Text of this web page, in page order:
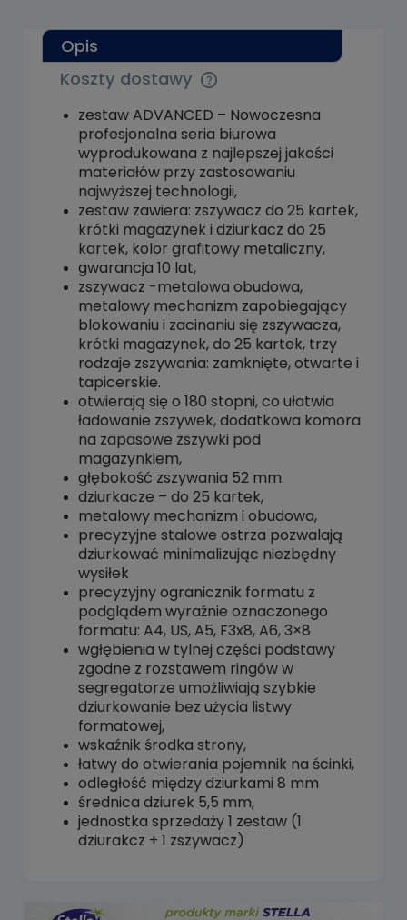
Opis
Koszty dostawy
Cena nie zawiera ewentualnych kosztów
płatności
zestawADVANCED – Nowoczesna
profesjonalna seria biurowa
wyprodukowana z najlepszej jakości
materiałów przy zastosowaniu
najwyższej technologii,
zestaw zawiera: zszywacz do 25 kartek,
krótki magazynek i dziurkacz do 25
kartek, kolor grafitowy metaliczny,
gwarancja 10 lat,
zszywacz -metalowa obudowa,
metalowy mechanizm zapobiegający
blokowaniu i zacinaniu się zszywacza,
krótki magazynek, do 25 kartek, trzy
rodzaje zszywania: zamknięte, otwarte i
tapicerskie.
otwierają się o 180 stopni, co ułatwia
ładowanie zszywek, dodatkowa komora
na zapasowe zszywki pod
magazynkiem,
głębokość zszywania 52 mm.
dziurkacze – do 25 kartek,
metalowy mechanizm i obudowa,
precyzyjne stalowe ostrza pozwalają
dziurkować minimalizując niezbędny
wysiłek
precyzyjny ogranicznik formatu z
podglądem wyraźnie oznaczonego
formatu: A4, US, A5, F3x8, A6, 3×8
wgłębienia w tylnej części podstawy
zgodne z rozstawem ringów w
segregatorze umożliwiają szybkie
dziurkowanie bez użycia listwy
formatowej,
wskaźnik środka strony,
łatwy do otwierania pojemnik na ścinki,
odległość między dziurkami 8 mm
średnica dziurek 5,5 mm,
jednostka sprzedaży 1 zestaw (1
dziurakcz + 1 zszywacz)